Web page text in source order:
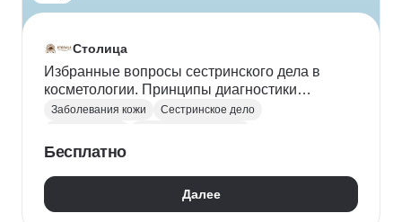
Столица
Избранные вопросы сестринского дела в
косметологии. Принципы диагностики
заболеваний кожи и косметических дефектов
Заболевания кожи
Сестринское дело
Бесплатно
Далее